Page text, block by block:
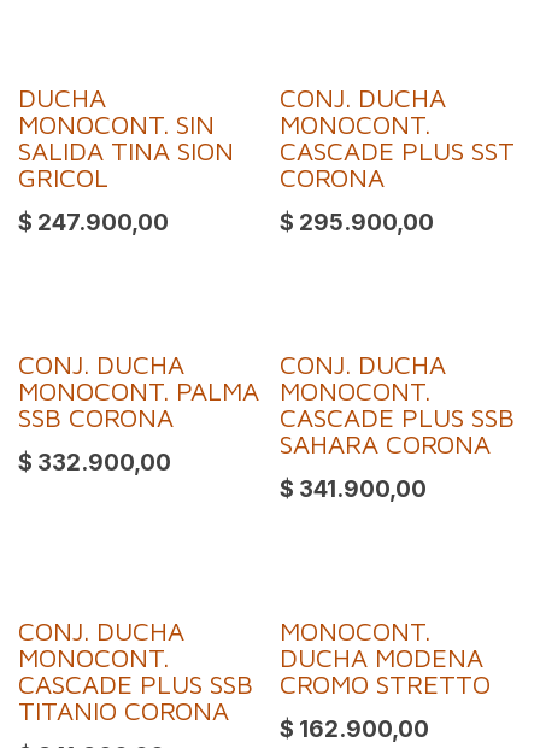
DUCHA
MONOCONT. SIN
SALIDA TINA SION
GRICOL
$ 247.900,00
CONJ. DUCHA
MONOCONT.
CASCADE PLUS SST
CORONA
$ 295.900,00
CONJ. DUCHA
MONOCONT. PALMA
SSB CORONA
$ 332.900,00
Oferta
CONJ. DUCHA
MONOCONT.
CASCADE PLUS SSB
SAHARA CORONA
$ 341.900,00
CONJ. DUCHA
MONOCONT.
CASCADE PLUS SSB
TITANIO CORONA
MONOCONT.
DUCHA MODENA
CROMO STRETTO
$ 162.900,00